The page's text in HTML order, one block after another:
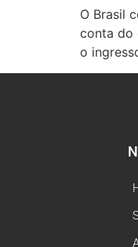
O Brasil
conta do
o